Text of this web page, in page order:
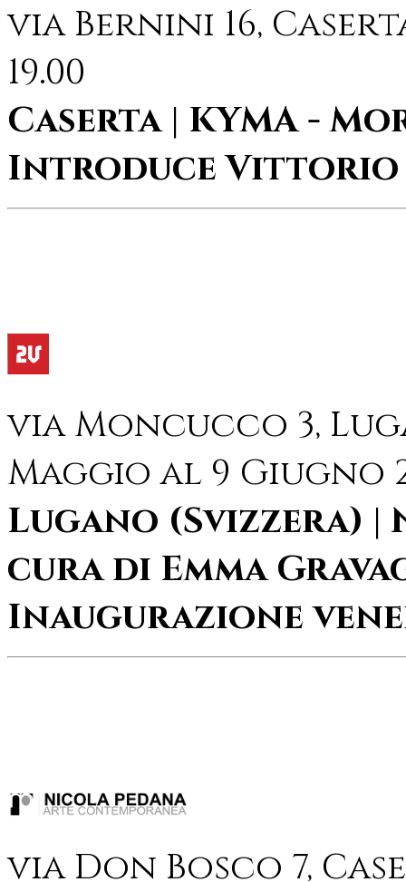
via Bernini 16,
19.00
Caserta | KYMA -
Introduce Vittorio
via Moncucco 3,
Maggio al 9 Giugno
Lugano (Svizzera) |
cura di Emma
Inaugurazione
via Don Bosco 7,